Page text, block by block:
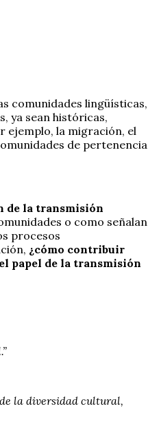
comunidades lingüísticas,
ya sean históricas,
ejemplo, la migración, el
de pertenencia
de la transmisión
o como señalan
procesos
¿cómo contribuir
papel de la transmisión
la diversidad cultural,